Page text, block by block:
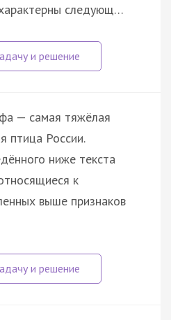
следующ…
— самая тяжёлая
птица России.
ниже текста
к
выше признаков